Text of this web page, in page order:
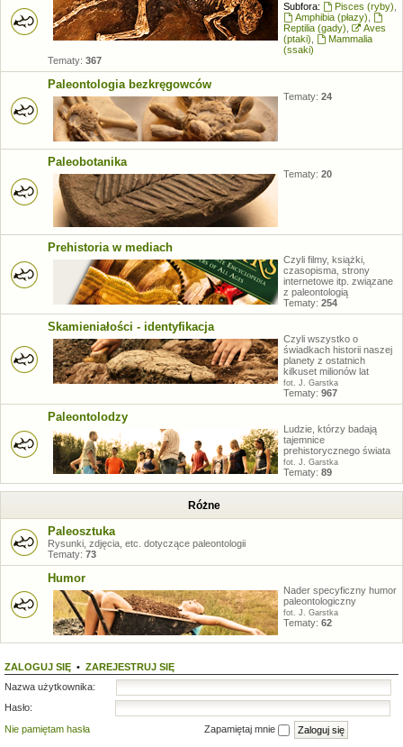
Subfora: Pisces (ryby)
Amphibia (płazy)
Reptilia (gady)
Aves
(ptaki)
Mammalia
(ssaki)
Tematy: 367
Paleontologia bezkręgowców
Tematy: 24
Paleobotanika
Tematy: 20
Prehistoria w mediach
Czyli filmy, książki,
czasopisma, strony
internetowe itp. związane
z paleontologią
Tematy: 254
Skamieniałości - identyfikacja
Czyli wszystko o
świadkach historii naszej
planety z ostatnich
kilkuset milionów lat
fot. J. Garstka
Tematy: 967
Paleontolodzy
Ludzie, którzy badają
tajemnice
prehistorycznego świata
fot. J. Garstka
Tematy: 89
Różne
Paleosztuka
Rysunki, zdjęcia, etc. dotyczące paleontologii
Tematy: 73
Humor
Nader specyficzny humor
paleontologiczny
fot. J. Garstka
Tematy: 62
ZALOGUJ SIĘ • ZAREJESTRUJ SIĘ
Nazwa użytkownika:
Hasło:
Nie pamiętam hasła
Zapamiętaj mnie